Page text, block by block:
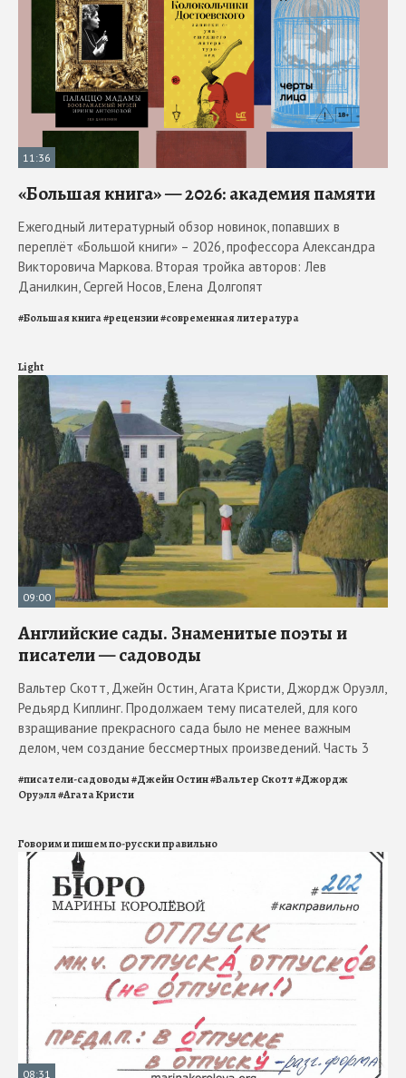
11:36
«Большая книга» — 2026: академия памяти
Ежегодный литературный обзор новинок, попавших в
переплёт «Большой книги» – 2026, профессора Александра
Викторовича Маркова. Вторая тройка авторов: Лев
Данилкин, Сергей Носов, Елена Долгопят
#Большая книга#рецензии#современная литература
Light
09:00
Английские сады. Знаменитые поэты и
писатели — садоводы
Вальтер Скотт, Джейн Остин, Агата Кристи, Джордж Оруэлл,
Редьярд Киплинг. Продолжаем тему писателей, для кого
взращивание прекрасного сада было не менее важным
делом, чем создание бессмертных произведений. Часть 3
#писатели-садоводы#Джейн Остин#Вальтер Скотт#Джордж
Оруэлл#Агата Кристи
Говорим и пишем по-русски правильно
08:31